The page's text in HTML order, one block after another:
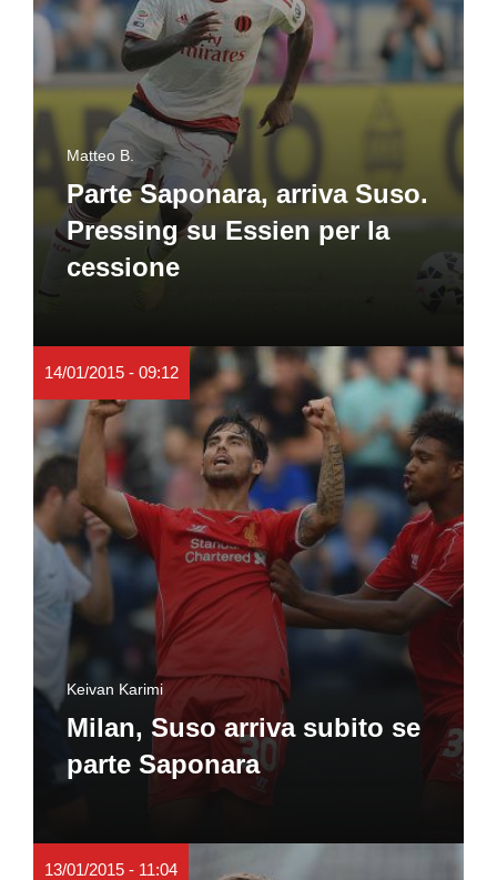
Matteo B.
Parte Saponara, arriva Suso.
Pressing su Essien per la
cessione
14/01/2015 - 09:12
Keivan Karimi
Milan, Suso arriva subito se
parte Saponara
13/01/2015 - 11:04